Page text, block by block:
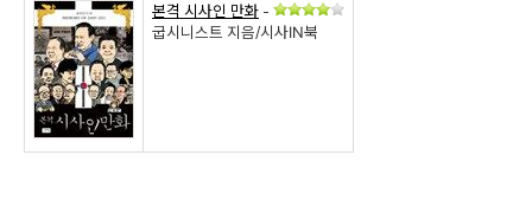
본격 시사인 만화 -
굽시니스트 지음/시사IN북